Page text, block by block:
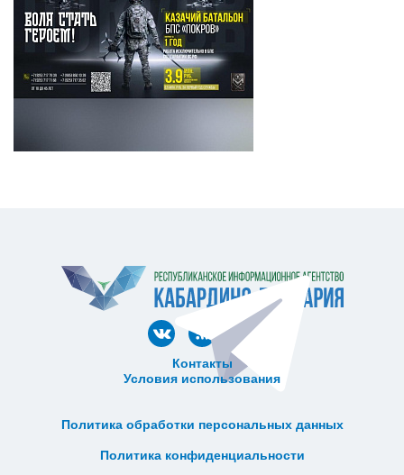
Контакты
Условия использования
Политика обработки персональных данных
Политика конфиденциальности